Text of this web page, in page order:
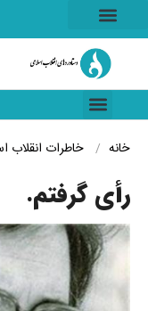
خانه خاطرات انقلاب
رأی گرفتم.